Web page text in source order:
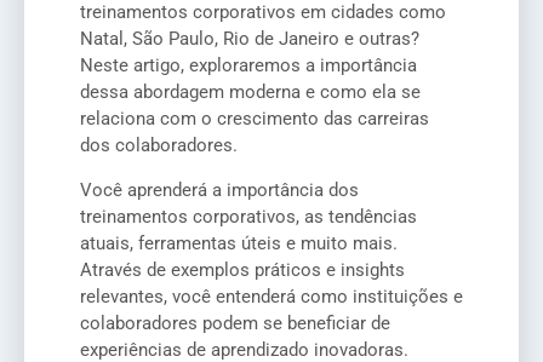
treinamentos corporativos em cidades como
Natal, São Paulo, Rio de Janeiro e outras?
Neste artigo, exploraremos a importância
dessa abordagem moderna e como ela se
relaciona com o crescimento das carreiras
dos colaboradores.
Você aprenderá a importância dos
treinamentos corporativos, as tendências
atuais, ferramentas úteis e muito mais.
Através de exemplos práticos e insights
relevantes, você entenderá como instituições e
colaboradores podem se beneficiar de
experiências de aprendizado inovadoras.